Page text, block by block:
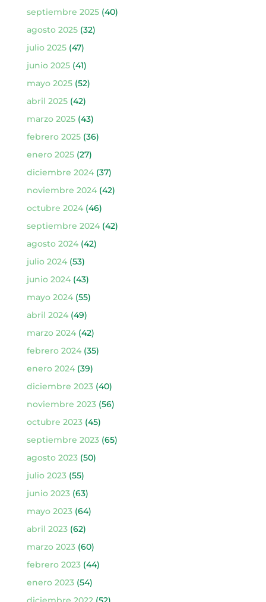
septiembre 2025(40)
agosto 2025(32)
julio 2025(47)
junio 2025(41)
mayo 2025(52)
abril 2025(42)
marzo 2025(43)
febrero 2025(36)
enero 2025(27)
diciembre 2024(37)
noviembre 2024(42)
octubre 2024(46)
septiembre 2024(42)
agosto 2024(42)
julio 2024(53)
junio 2024(43)
mayo 2024(55)
abril 2024(49)
marzo 2024(42)
febrero 2024(35)
enero 2024(39)
diciembre 2023(40)
noviembre 2023(56)
octubre 2023(45)
septiembre 2023(65)
agosto 2023(50)
julio 2023(55)
junio 2023(63)
mayo 2023(64)
abril 2023(62)
marzo 2023(60)
febrero 2023(44)
enero 2023(54)